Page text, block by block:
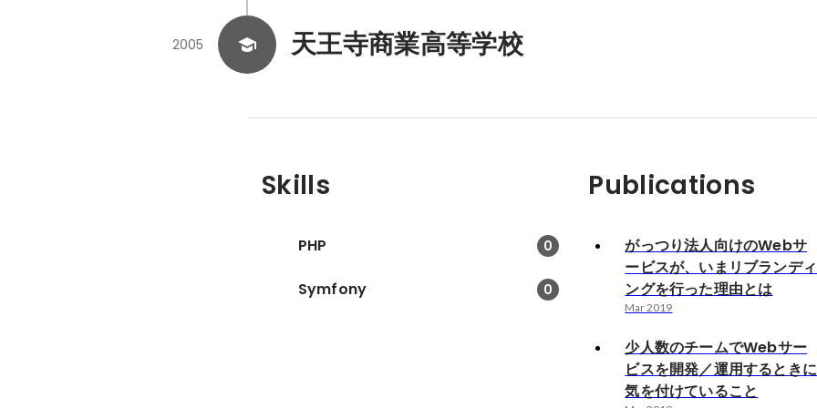
天王寺商業高等学校
2005
Skills
PHP 0
Symfony 0
Publications
がっつり法人向けのWebサ
ービスが、いまリブランディ
ングを行った理由とは
Mar 2019
少人数のチームでWebサー
ビスを開発／運用するときに
気を付けていること